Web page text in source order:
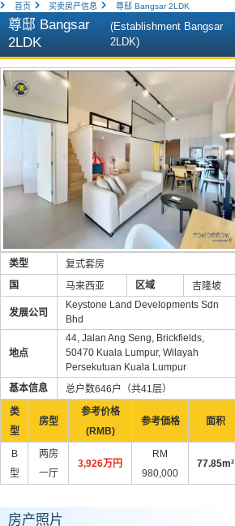
首页 买卖房产信息 尊邸 Bangsar 2LDK
尊邸 Bangsar
2LDK
(Establishment Bangsar
2LDK)
类型
复式套房
国
马来西亚 区域 吉隆坡
发展公司
Keystone Land Developments Sdn
Bhd
地点
44, Jalan Ang Seng, Brickfields,
50470 Kuala Lumpur, Wilayah
Persekutuan Kuala Lumpur
基本信息
总户数646户（共41层）
类
型
房型
参考价格
(RMB)
参考価格 面积
B
型
两房
一厅
3,926万円
RM
980,000
77.85m²
房产照片